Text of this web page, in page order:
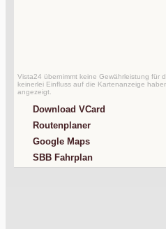
Vista24 übernimmt keine Gewährleistung für
keinerlei Einfluss auf die Kartenanzeige
angezeigt.
Download VCard
Routenplaner
Google Maps
SBB Fahrplan